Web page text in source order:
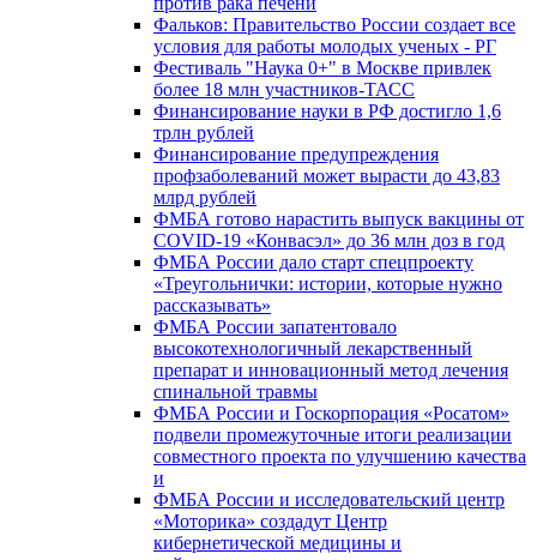
Фальков: Правительство России создает все
условия для работы молодых ученых - РГ
Фестиваль "Наука 0+" в Москве привлек
более 18 млн участников-ТАСС
Финансирование науки в РФ достигло 1,6
трлн рублей
Финансирование предупреждения
профзаболеваний может вырасти до 43,83
млрд рублей
ФМБА готово нарастить выпуск вакцины от
COVID-19 «Конвасэл» до 36 млн доз в год
ФМБА России дало старт спецпроекту
«Треугольнички: истории, которые нужно
рассказывать»
ФМБА России запатентовало
высокотехнологичный лекарственный
препарат и инновационный метод лечения
спинальной травмы
ФМБА России и Госкорпорация «Росатом»
подвели промежуточные итоги реализации
совместного проекта по улучшению качества
и
ФМБА России и исследовательский центр
«Моторика» создадут Центр
кибернетической медицины и